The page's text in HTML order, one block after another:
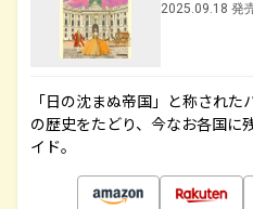
2025.09.18 発
「日の沈まぬ帝国」と称され
の歴史をたどり、今なお各国に
イド。